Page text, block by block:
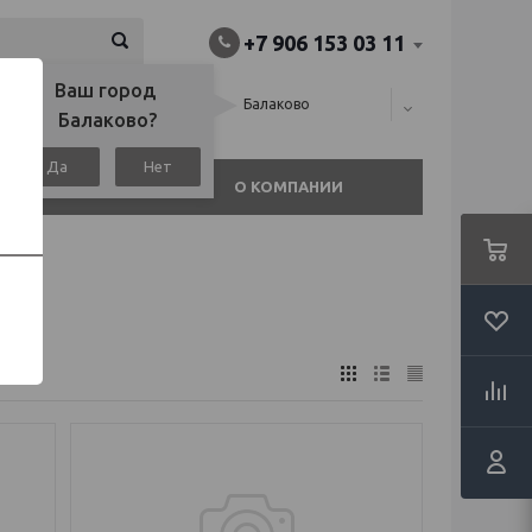
или
+7 906 153 03 11
Ваш город
Балаково?
Да Нет
Балаково
О КОМПАНИИ